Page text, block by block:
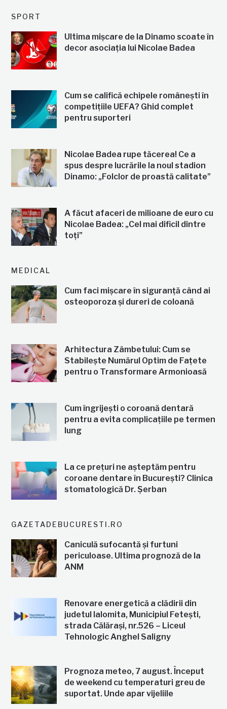
SPORT
Ultima mișcare de la Dinamo scoate în
decor asociația lui Nicolae Badea
Cum se califică echipele românești în
competițiile UEFA? Ghid complet
pentru suporteri
Nicolae Badea rupe tăcerea! Ce a
spus despre lucrările la noul stadion
Dinamo: „Folclor de proastă calitate”
A făcut afaceri de milioane de euro cu
Nicolae Badea: „Cel mai dificil dintre
toți”
MEDICAL
Cum faci mișcare în siguranță când ai
osteoporoza și dureri de coloană
Arhitectura Zâmbetului: Cum se
Stabilește Numărul Optim de Fațete
pentru o Transformare Armonioasă
Cum îngrijești o coroană dentară
pentru a evita complicațiile pe termen
lung
La ce prețuri ne așteptăm pentru
coroane dentare în București? Clinica
stomatologică Dr. Șerban
GAZETADEBUCURESTI.RO
Caniculă sufocantă și furtuni
periculoase. Ultima prognoză de la
ANM
Renovare energetică a clădirii din
judetul Ialomita, Municipiul Fetești,
strada Călărași, nr.526 – Liceul
Tehnologic Anghel Saligny
Prognoza meteo, 7 august. Început
de weekend cu temperaturi greu de
suportat. Unde apar vijeliile